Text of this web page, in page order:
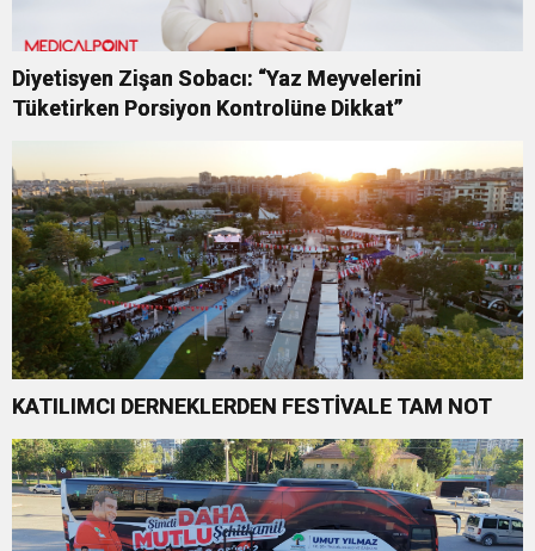
Diyetisyen Zişan Sobacı: “Yaz Meyvelerini
Tüketirken Porsiyon Kontrolüne Dikkat”
KATILIMCI DERNEKLERDEN FESTİVALE TAM NOT